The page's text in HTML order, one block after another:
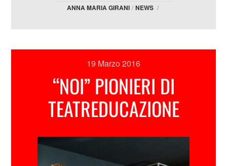
ANNA MARIA GIRANI / NEWS /
19 Marzo 2016
“NOI” PIONIERI DI
TEATREDUCAZIONE